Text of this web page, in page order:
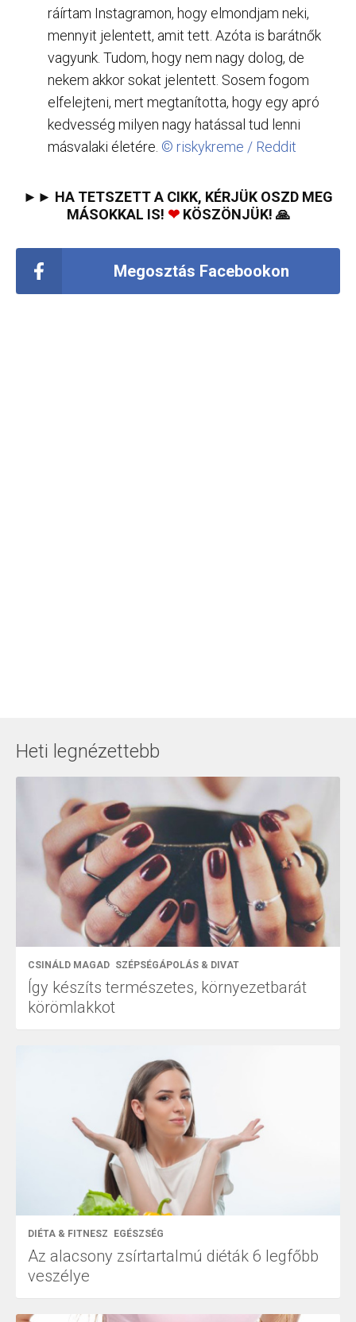
ráírtam Instagramon, hogy elmondjam neki,
mennyit jelentett, amit tett. Azóta is barátnők
vagyunk. Tudom, hogy nem nagy dolog, de
nekem akkor sokat jelentett. Sosem fogom
elfelejteni, mert megtanította, hogy egy apró
kedvesség milyen nagy hatással tud lenni
másvalaki életére. © riskykreme / Reddit
►► HA TETSZETT A CIKK, KÉRJÜK OSZD MEG
MÁSOKKAL IS! ❤KÖSZÖNJÜK! 🙏
Megosztás Facebookon
Heti legnézettebb
CSINÁLD MAGAD SZÉPSÉGÁPOLÁS & DIVAT
Így készíts természetes, környezetbarát
körömlakkot
DIÉTA & FITNESZ EGÉSZSÉG
Az alacsony zsírtartalmú diéták 6 legfőbb
veszélye